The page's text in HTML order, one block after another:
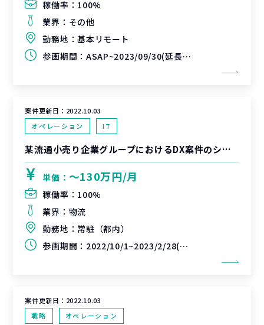
稼働率： 100%
業界： その他
勤務地：基本リモート
参画期間： ASAP~2023/09/30(延長可能性あり)
案件更新日： 2022.10.03
オペレーション
IT
某流通小売り企業グループにおけるDX案件のシステム企画検討支援
単価： 〜130万円/月
稼働率： 100%
業界： 物流
勤務地： 常駐（都内）
参画期間： 2022/10/1~2023/2/28(延長可能性あり)
案件更新日： 2022.10.03
戦略
オペレーション